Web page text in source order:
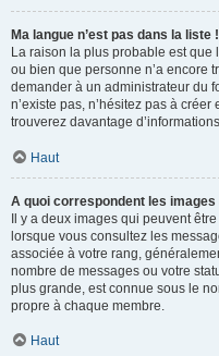
Ma langue n’est pas dans la liste !
La raison la plus probable est que
ou bien que personne n’a encore
demander à un administrateur du
n’existe pas, n’hésitez pas à
trouverez davantage
Haut
A quoi correspondent les
Il y a deux images qui peuvent
lorsque vous consultez les
associée à votre rang,
nombre de messages ou votre
plus grande, est connue sous le
propre à chaque membre.
Haut